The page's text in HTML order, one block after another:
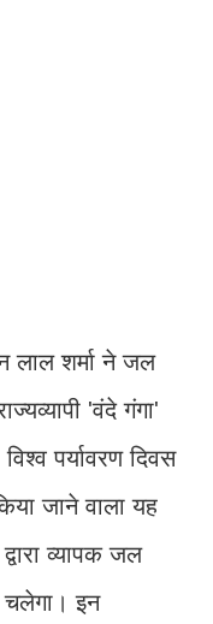
शर्मा ने जल
'वंदे गंगा'
पर्यावरण दिवस
जाने वाला यह
व्यापक जल
इन